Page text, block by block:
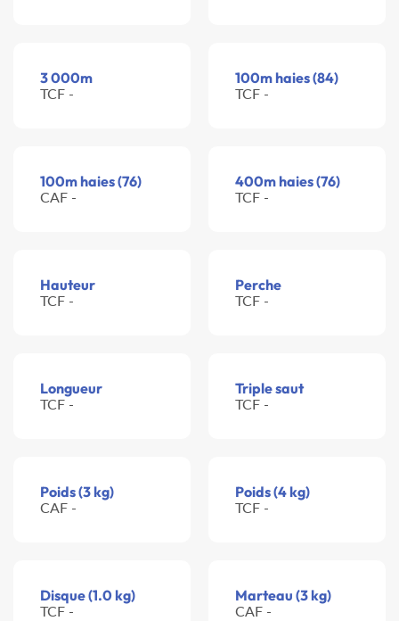
3 000m
TCF -
100m haies (84)
TCF -
100m haies (76)
CAF -
400m haies (76)
TCF -
Hauteur
TCF -
Perche
TCF -
Longueur
TCF -
Triple saut
TCF -
Poids (3 kg)
CAF -
Poids (4 kg)
TCF -
Disque (1.0 kg)
TCF -
Marteau (3 kg)
CAF -